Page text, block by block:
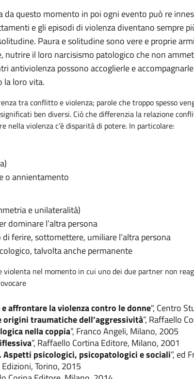
questo momento in poi ogni evento può re
e gli episodi di violenza diventano sempre
Paura e solitudine sono vere e proprie
il loro narcisismo patologico che non
antiviolenza possono accoglierle e
la loro vita.
tra conflitto e violenza; parole che troppo spesso
ben diversi. Ciò che differenzia la relazione
violenza c’è disparità di potere. In particolare:
o annientamento
e unilateralità)
dominare l’altra persona
ferire, sottomettere, umiliare l’altra persona
talvolta anche permanente
nel momento in cui uno dei due partner non
affrontare la violenza contro le donne", Centro
origini traumatiche dell’aggressività”, Raffaello
nella coppia”, Franco Angeli, Milano, 2005
”, Raffaello Cortina Editore, Milano, 2001
Aspetti psicologici, psicopatologici e sociali”, ed
Edizioni, Torino, 2015